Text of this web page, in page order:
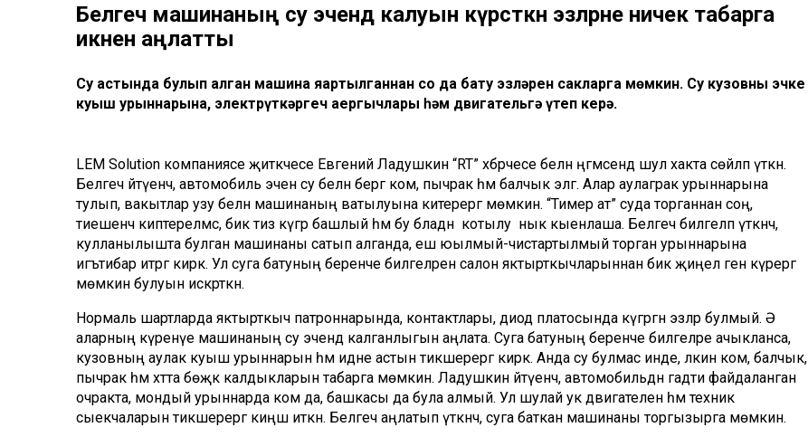
Белгеч машинаның су эчендә калуын күрсәткән эзләрне ничек табарга
икәнен аңлатты
Су астында булып алган машина яңартылганнан соң да бату эзләрен сакларга мөмкин. Су кузовның эчке
куыш урыннарына, электрүткәргеч аергычлары һәм двигательгә үтеп керә.
LEM Solution компаниясе җитәкчесе Евгений Ладушкин “RT” хәбәрчесе белән әңгәмәсендә шул хакта сөйләп үткән.
Белгеч әйтүенчә, автомобиль эченә су белән бергә ком, пычрак һәм балчык эләгә. Алар аулаграк урыннарына
тулып, вакытлар узу белән машинаның ватылуына китерергә мөмкин. “Тимер ат” суда торганнан соң,
тиешенчә киптерелмәсә, бик тиз күгәрә башлый һәм бу бәладән котылу нык кыенлаша. Белгеч билгеләп үткәнчә,
кулланылышта булган машинаны сатып алганда, еш юылмый-чистартылмый торган урыннарына
игътибар итәргә кирәк. Ул суга батуның беренче билгеләрен салон яктырткычларыннан бик җиңел генә күрергә
мөмкин булуын искәрткән.
Нормаль шартларда яктырткыч патроннарында, контактлары, диод платосында күгәргән эзләр булмый. Ә
аларның күренүе машинаның су эчендә калганлыгын аңлата. Суга батуның беренче билгеләре ачыкланса,
кузовның аулак куыш урыннарын һәм идәне астын тикшерергә кирәк. Анда су булмас инде, ләкин ком, балчык,
пычрак һәм хәтта бөҗәк калдыкларын табарга мөмкин. Ладушкин әйтүенчә, автомобильдән гадәти файдаланган
очракта, мондый урыннарда ком да, башкасы да була алмый. Ул шулай ук двигателен һәм техник
сыекчаларын тикшерергә киңәш иткән. Белгеч аңлатып үткәнчә, суга баткан машинаны торгызырга мөмкин.